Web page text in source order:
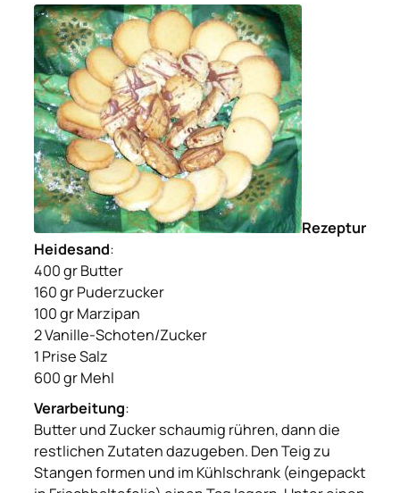
Rezeptur
Heidesand:
400 gr Butter
160 gr Puderzucker
100 gr Marzipan
2 Vanille-Schoten/Zucker
1 Prise Salz
600 gr Mehl
Verarbeitung:
Butter und Zucker schaumig rühren, dann die
restlichen Zutaten dazugeben. Den Teig zu
Stangen formen und im Kühlschrank (eingepackt